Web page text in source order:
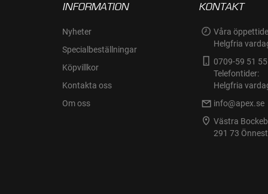
INFORMATION
Nyheter
Specialbeställningar
Köpvillkor
Kontakta oss
Om oss
KONTAKT
Våra
Helgfria
0709-59 51 55
Telefontider:
Helgfria
info@apex.se
Västra
291 73